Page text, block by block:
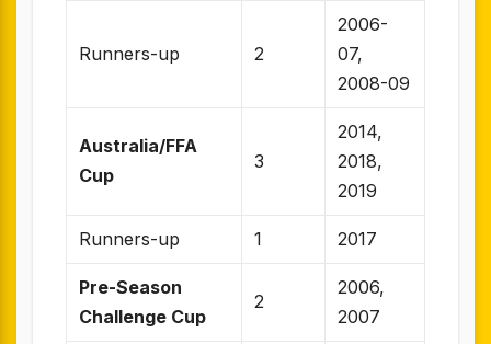
Runners-up 2
2006-
07,
2008-09
Australia/FFA
Cup
3
2014,
2018,
2019
Runners-up 1 2017
Pre-Season
Challenge Cup
2
2006,
2007